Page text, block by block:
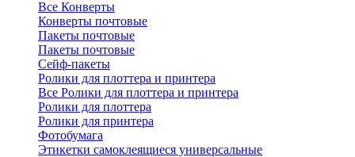
Все Конверты
Конверты почтовые
Пакеты почтовые
Пакеты почтовые
Сейф-пакеты
Ролики для плоттера и принтера
Все Ролики для плоттера и принтера
Ролики для плоттера
Ролики для принтера
Фотобумага
Этикетки самоклеящиеся универсальные